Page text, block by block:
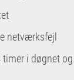
netværksfejl
i døgnet